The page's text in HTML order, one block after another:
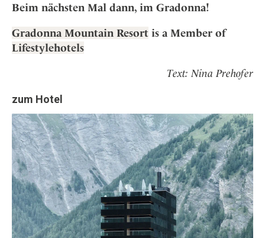
Beim nächsten Mal dann, im Gradonna!
Gradonna Mountain Resort is a Member of
Lifestylehotels
Text: Nina Prehofer
zum Hotel